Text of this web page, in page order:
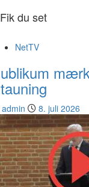
Fik du set
NetTV
admin 8. juli 2026